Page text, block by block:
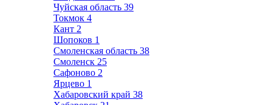
Чуйская область 39
Токмок 4
Кант 2
Шопоков 1
Смоленская область 38
Смоленск 25
Сафоново 2
Ярцево 1
Хабаровский край 38